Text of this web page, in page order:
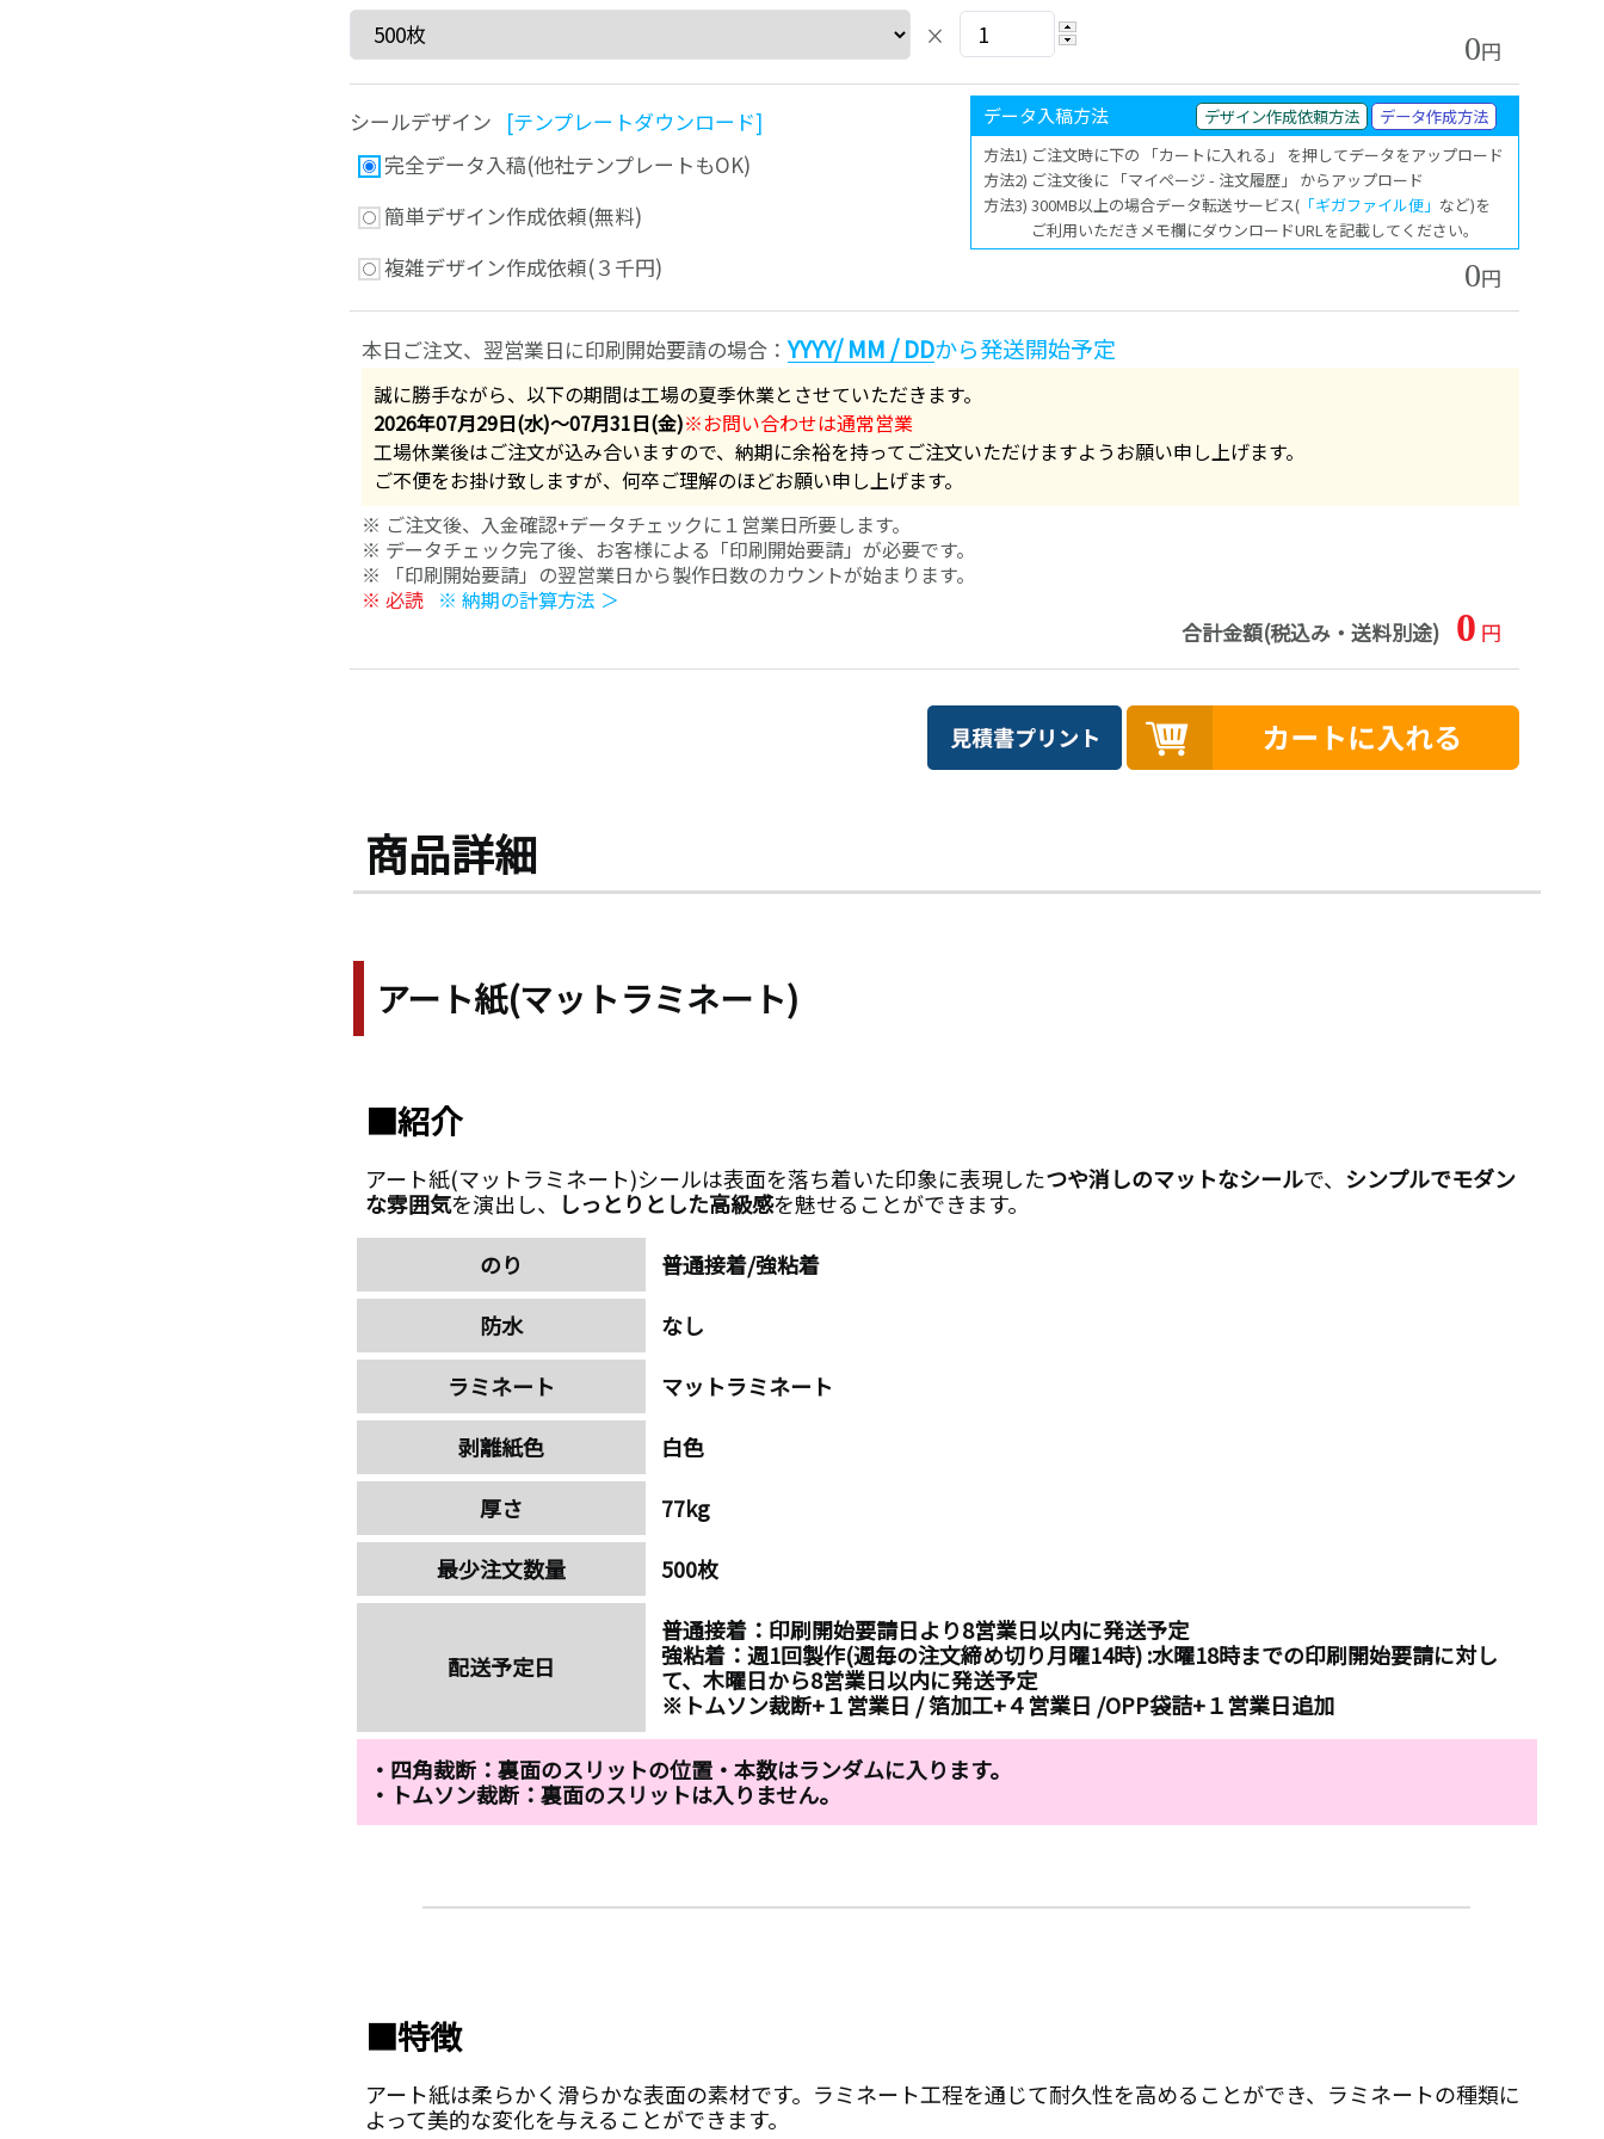
×
0円
データ入稿方法 デザイン作成依頼方法
データ作成方法
方法1) ご注文時に下の 「カートに入れる」 を押してデータをアップロード
方法2) ご注文後に 「マイページ - 注文履歴」 からアップロード
方法3) 300MB以上の場合データ転送サービス( 「ギガファイル便」 など)を
ご利用いただきメモ欄にダウンロードURLを記載してください。
シールデザイン [テンプレートダウンロード]
完全データ入稿(他社テンプレートもOK)
簡単デザイン作成依頼(無料)
複雑デザイン作成依頼(３千円)
0円
本日ご注文、翌営業日に印刷開始要請の場合：YYYY/ MM / DDから発送開始予定
誠に勝手ながら、以下の期間は工場の夏季休業とさせていただきます。
2026年07月29日(水)～07月31日(金)※お問い合わせは通常営業
工場休業後はご注文が込み合いますので、納期に余裕を持ってご注文いただけますようお願い申し上げます。
ご不便をお掛け致しますが、何卒ご理解のほどお願い申し上げます。
※ ご注文後、入金確認+データチェックに１営業日所要します。
※ データチェック完了後、お客様による「印刷開始要請」が必要です。
※ 「印刷開始要請」の翌営業日から製作日数のカウントが始まります。
※ 必読 ※ 納期の計算方法 ＞
合計金額(税込み・送料別途) 0 円
商品詳細
アート紙(マットラミネート)
■紹介
アート紙(マットラミネート)シールは表面を落ち着いた印象に表現したつや消しのマットなシールで、 シンプルでモダン
な雰囲気を演出し、 しっとりとした高級感を魅せることができます。
のり
普通接着/強粘着
防水
なし
ラミネート
マットラミネート
剥離紙色
白色
厚さ
77kg
最少注文数量
500枚
配送予定日
普通接着：印刷開始要請日より8営業日以内に発送予定
強粘着：週1回製作(週毎の注文締め切り月曜14時) :水曜18時までの印刷開始要請に対し
て、木曜日から8営業日以内に発送予定
※トムソン裁断+１営業日 / 箔加工+４営業日 /OPP袋詰+１営業日追加
・四角裁断：裏面のスリットの位置・本数はランダムに入ります。
・トムソン裁断：裏面のスリットは入りません。
■特徴
アート紙は柔らかく滑らかな表面の素材です。ラミネート工程を通じて耐久性を高めることができ、ラミネートの種類に
よって美的な変化を与えることができます。